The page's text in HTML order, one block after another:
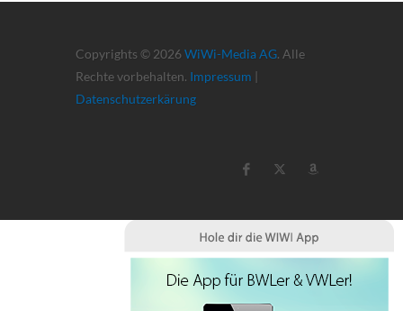
Copyrights © 2026 WiWi-Media AG. Alle
Rechte vorbehalten. Impressum |
Datenschutzerkärung